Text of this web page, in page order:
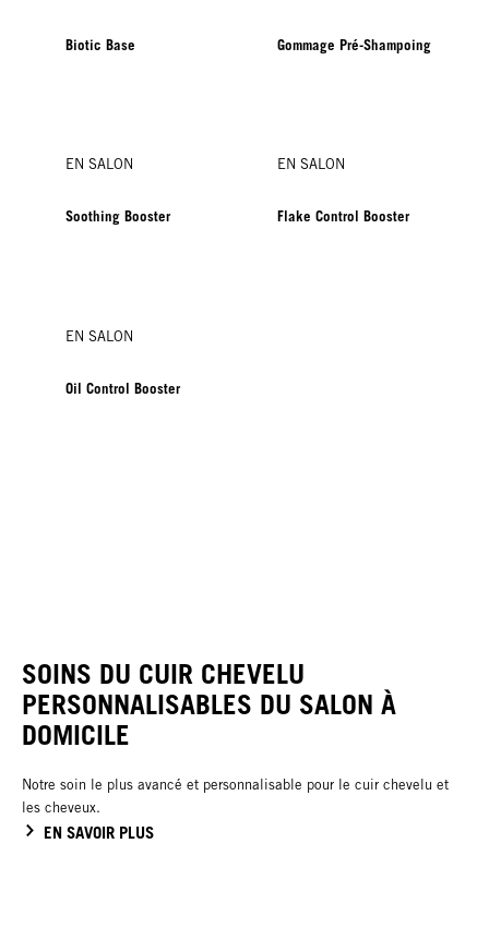
Biotic Base Gommage Pré-Shampoing
EN SALON
Soothing Booster
EN SALON
Flake Control Booster
EN SALON
Oil Control Booster
SOINS DU CUIR CHEVELU
PERSONNALISABLES DU SALON À
DOMICILE
Notre soin le plus avancé et personnalisable pour le cuir chevelu et
les cheveux.
EN SAVOIR PLUS